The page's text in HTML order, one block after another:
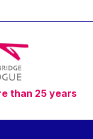
than 25 years